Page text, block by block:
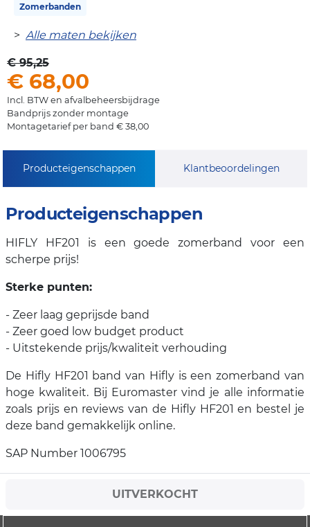
Zomerbanden
> Alle maten bekijken
€ 95,25
€ 68,00
Incl. BTW en afvalbeheersbijdrage
Bandprijs zonder montage
Montagetarief per band € 38,00
Producteigenschappen Klantbeoordelingen
Producteigenschappen
HIFLY HF201 is een goede zomerband voor een
scherpe prijs!
Sterke punten:
- Zeer laag geprijsde band
- Zeer goed low budget product
- Uitstekende prijs/kwaliteit verhouding
De Hifly HF201 band van Hifly is een zomerband van
hoge kwaliteit. Bij Euromaster vind je alle informatie
zoals prijs en reviews van de Hifly HF201 en bestel je
deze band gemakkelijk online.
SAP Number 1006795
UITVERKOCHT